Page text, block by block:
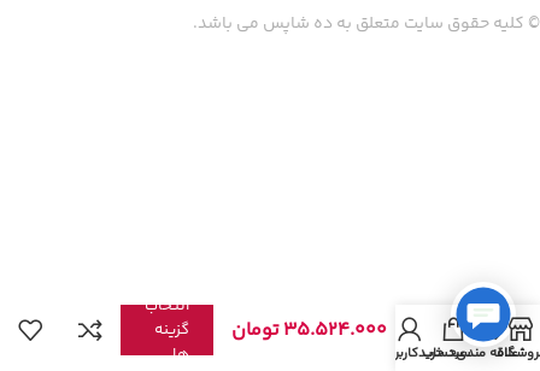
© کلیه حقوق سایت متعلق به ده شاپس می باشد.
علاقه مندیسبد خرید
حساب کاربری من
وسترن
دیجیتال
مدل My
Passport
35.524.000تومان
انتخاب
گزینه
ها